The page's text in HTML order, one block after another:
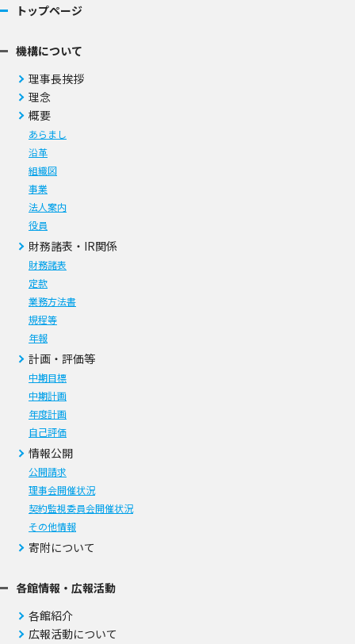
トップページ
機構について
理事長挨拶
理念
概要
あらまし
沿革
組織図
事業
法人案内
役員
財務諸表・IR関係
財務諸表
定款
業務方法書
規程等
年報
計画・評価等
中期目標
中期計画
年度計画
自己評価
情報公開
公開請求
理事会開催状況
契約監視委員会開催状況
その他情報
寄附について
各館情報・広報活動
各館紹介
広報活動について